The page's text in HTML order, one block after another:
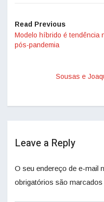
Read Previous
Modelo híbrido é tendência
pós-pandemia
Sousas e
Leave a Reply
O seu endereço de e-mail
obrigatórios são